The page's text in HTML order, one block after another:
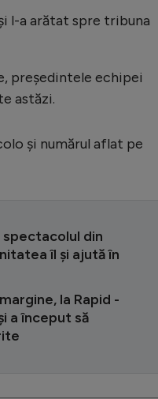
l-a arătat spre tribuna
președintele echipei
astăzi.
și numărul aflat pe
din
îl și ajută în
la Rapid -
a început să